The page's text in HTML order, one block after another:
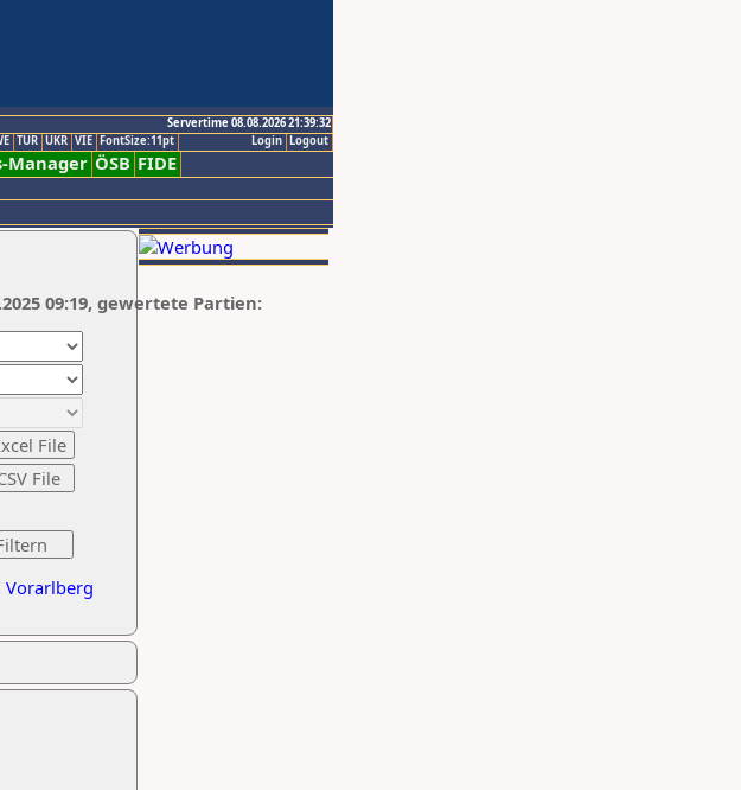
Servertime 08.08.2026 21:39:32
Logout
Login
TUR UKR VIE FontSize:11pt
Manager ÖSB FIDE
Vorarlberg
09:19, gewertete Partien: